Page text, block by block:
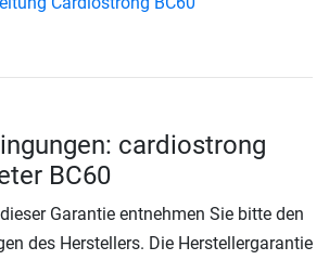
cardiostrong
BC60
Garantie entnehmen Sie bitte den
des Herstellers. Die Herstellergarantie